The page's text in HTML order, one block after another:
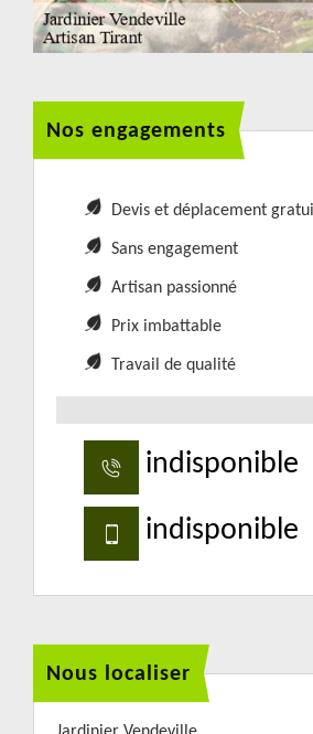
Nos engagements
Devis et déplacement
Sans engagement
Artisan passionné
Prix imbattable
Travail de qualité
indisponible
indisponible
Nous localiser